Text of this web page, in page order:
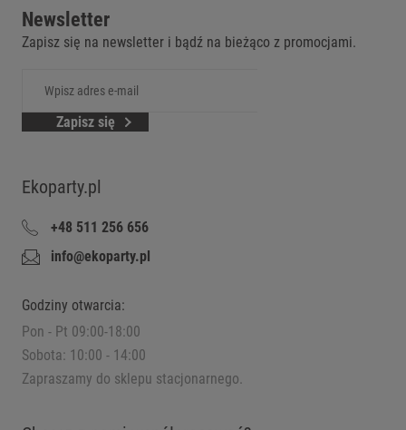
Newsletter
Zapisz się na newsletter i bądź na bieżąco z promocjami.
Zapisz się
Ekoparty.pl
+48 511 256 656
info@ekoparty.pl
Godziny otwarcia:
Pon - Pt 09:00-18:00
Sobota: 10:00 - 14:00
Zapraszamy do sklepu stacjonarnego.